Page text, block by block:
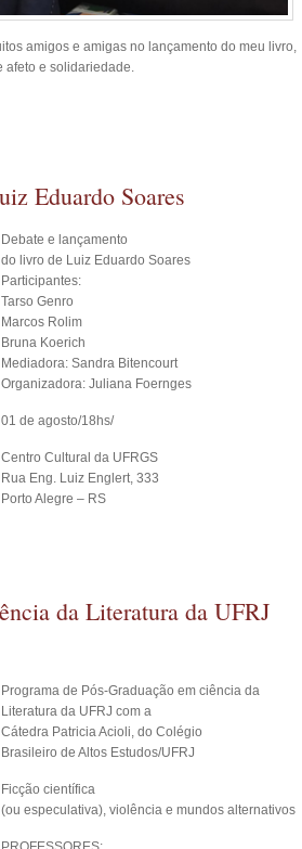
amigos e amigas no lançamento do meu livro,
afeto e solidariedade.
Eduardo Soares
Debate e lançamento
do livro de Luiz Eduardo Soares
Participantes:
Tarso Genro
Marcos Rolim
Bruna Koerich
Mediadora: Sandra Bitencourt
Organizadora: Juliana Foernges
01 de agosto/18hs/
Centro Cultural da UFRGS
Rua Eng. Luiz Englert, 333
Porto Alegre – RS
da Literatura da UFRJ
Programa de Pós-Graduação em ciência da
Literatura da UFRJ com a
Cátedra Patricia Acioli, do Colégio
Brasileiro de Altos Estudos/UFRJ
Ficção científica
(ou especulativa), violência e mundos alternativos